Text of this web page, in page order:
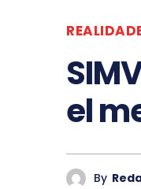
el
By